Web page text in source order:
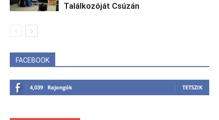
Találkozóját Csúzán
FACEBOOK
4,039 Rajongók TETSZIK